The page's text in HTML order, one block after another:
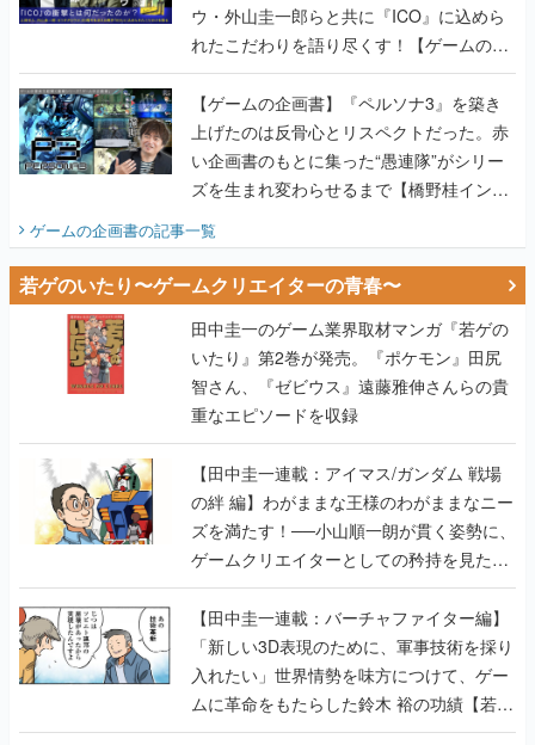
ウ・外山圭一郎らと共に『ICO』に込めら
れたこだわりを語り尽くす！【ゲームの企
画書】
【ゲームの企画書】『ペルソナ3』を築き
上げたのは反骨心とリスペクトだった。赤
い企画書のもとに集った“愚連隊”がシリー
ズを生まれ変わらせるまで【橋野桂インタ
ゲームの企画書の記事一覧
若ゲのいたり〜ゲームクリエイターの青春〜
田中圭一のゲーム業界取材マンガ『若ゲの
いたり』第2巻が発売。『ポケモン』田尻
智さん、『ゼビウス』遠藤雅伸さんらの貴
重なエピソードを収録
【田中圭一連載：アイマス/ガンダム 戦場
の絆 編】わがままな王様のわがままなニー
ズを満たす！──小山順一朗が貫く姿勢に、
ゲームクリエイターとしての矜持を見た
【若ゲのいたり最終回】
【田中圭一連載：バーチャファイター編】
「新しい3D表現のために、軍事技術を採り
入れたい」世界情勢を味方につけて、ゲー
ムに革命をもたらした鈴木 裕の功績【若ゲ
のいたり】